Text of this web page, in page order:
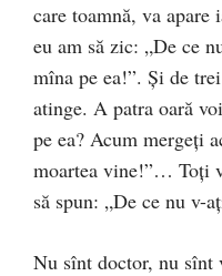
care toamnă, va
eu am să zic: „De ce
mîna pe ea!”. Şi de
atinge. A patra oară
pe ea? Acum mergeţi
moartea vine!”… Toţi
să spun: „De ce nu v-
Nu sînt doctor, nu